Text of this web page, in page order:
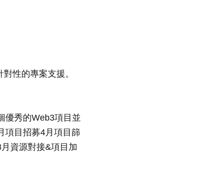
性的專案支援。
優秀的Web3項目並
項目招募4月項目篩
資源對接&項目加